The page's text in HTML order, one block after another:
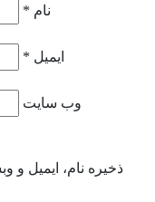
نام*
ایمیل*
وب‌ سایت
ذخیره نام، ایمیل و